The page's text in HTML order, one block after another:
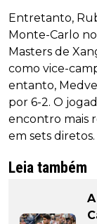
Entretanto,
Monte-Carlo
Masters de
como vice-
entanto,
por 6-2. O
encontro mais
em sets diretos.
Leia também